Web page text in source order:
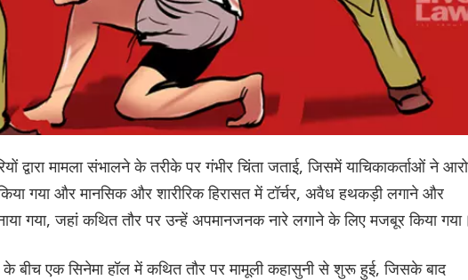
द्वारा मामला संभालने के तरीके पर गंभीर चिंता जताई, जिसमें याचिकाकर्ताओं ने
किया गया और मानसिक और शारीरिक हिरासत में टॉर्चर, अवैध हथकड़ी लगाने और
गया, जहां कथित तौर पर उन्हें अपमानजनक नारे लगाने के लिए मजबूर किया
के बीच एक सिनेमा हॉल में कथित तौर पर मामूली कहासुनी से शुरू हुई, जिसके बाद